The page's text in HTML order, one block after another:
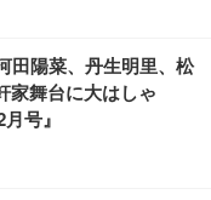
田陽菜、丹生明里、松
家舞台に大はしゃ
号』